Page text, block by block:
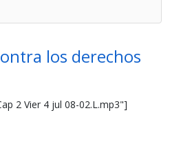
los derechos
2 Vier 4 jul 08-02.L.mp3"]